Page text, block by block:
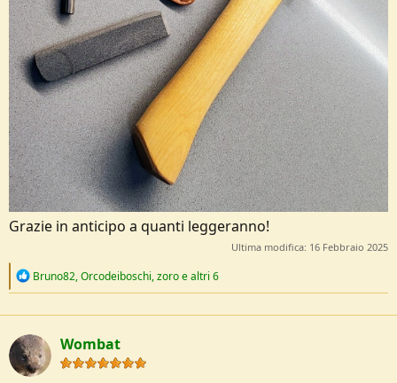
Grazie in anticipo a quanti leggeranno!
Ultima modifica: 16 Febbraio 2025
R
c
t
i
o
n
Bruno82,Orcodeiboschi,zoroe altri 6
Wombat